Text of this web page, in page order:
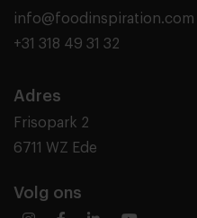
info@foodinspiration.com
+31 318 49 31 32
Adres
Frisopark 2
6711 WZ Ede
Volg ons